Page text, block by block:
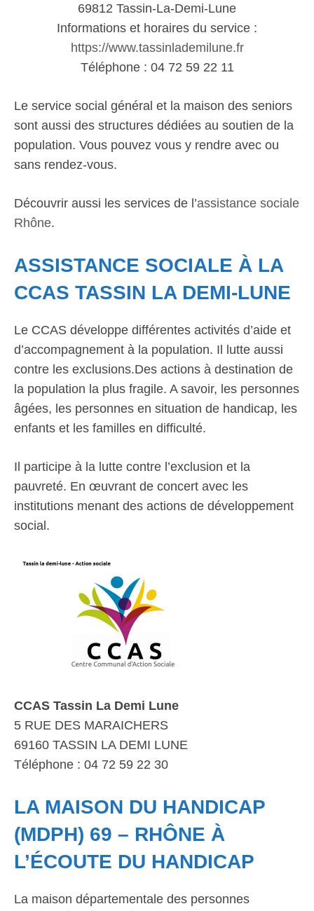
69812 Tassin-La-Demi-Lune
Informations et horaires du service :
https://www.tassinlademilune.fr
Téléphone : 04 72 59 22 11
Le service social général et la maison des seniors
sont aussi des structures dédiées au soutien de la
population. Vous pouvez vous y rendre avec ou
sans rendez-vous.
Découvrir aussi les services de l’assistance sociale
Rhône.
ASSISTANCE SOCIALE À LA
CCAS TASSIN LA DEMI-LUNE
Le CCAS développe différentes activités d’aide et
d’accompagnement à la population. Il lutte aussi
contre les exclusions.Des actions à destination de
la population la plus fragile. A savoir, les personnes
âgées, les personnes en situation de handicap, les
enfants et les familles en difficulté.
Il participe à la lutte contre l’exclusion et la
pauvreté. En œuvrant de concert avec les
institutions menant des actions de développement
social.
CCAS Tassin La Demi Lune
5 RUE DES MARAICHERS
69160 TASSIN LA DEMI LUNE
Téléphone : 04 72 59 22 30
LA MAISON DU HANDICAP
(MDPH) 69 – RHÔNE À
L’ÉCOUTE DU HANDICAP
La maison départementale des personnes